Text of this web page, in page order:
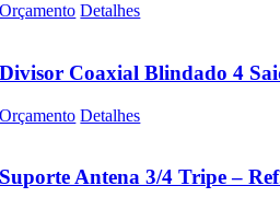
Orçamento Detalhes
Divisor Coaxial Blindado 4
Orçamento Detalhes
Suporte Antena 3/4 Tripe –